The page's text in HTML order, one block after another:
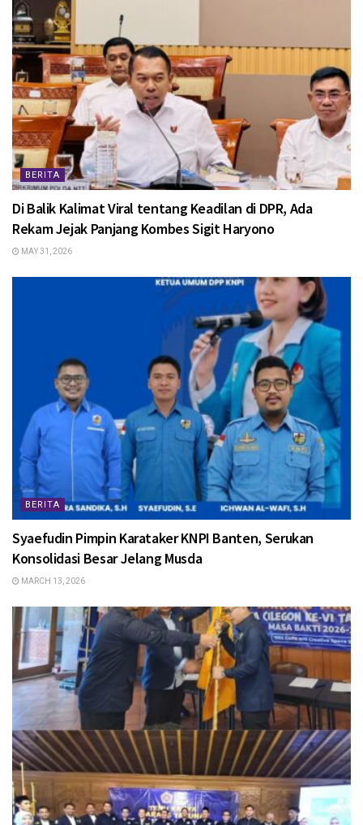
BERITA
Di Balik Kalimat Viral tentang Keadilan di DPR, Ada
Rekam Jejak Panjang Kombes Sigit Haryono
MAY 31, 2026
BERITA
Syaefudin Pimpin Karataker KNPI Banten, Serukan
Konsolidasi Besar Jelang Musda
MARCH 13, 2026